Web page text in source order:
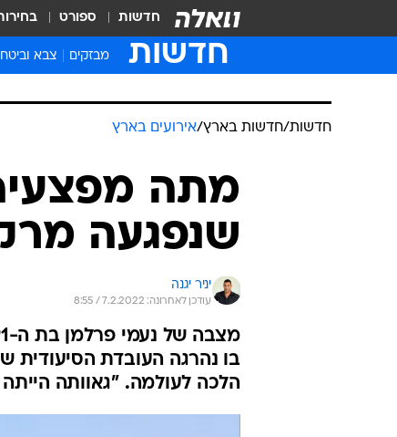
חדשות ספורט
חדשות מבזקים צבא
חדשות/חדשות בארץ/אירועים בארץ
מתה
שנפגעה
יניר יגנה
עודכן לאחרונה: 7.2.2022 / 8:55
בו נהרגה העובדת
הלכה לעולמה. "גאוותה